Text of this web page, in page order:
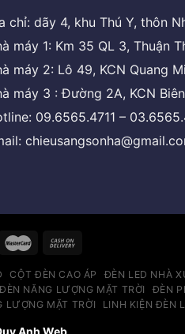
chỉ: dãy 4, khu Thú Y, thôn
máy 1: Km 35 QL 3, Thuận
máy 2: Lô 49, KCN Quang
máy 3 : Đường 2A, KCN
09.6565.4711 –
CỘT ĐÈN CAO ÁP ĐÈN LED NHÀ
ĐÈN NĂNG LƯỢNG MẶT TRỜI ĐÈN
LƯỢNG MẶT TRỜI
LINH KIỆN ĐÈN
Anh Web